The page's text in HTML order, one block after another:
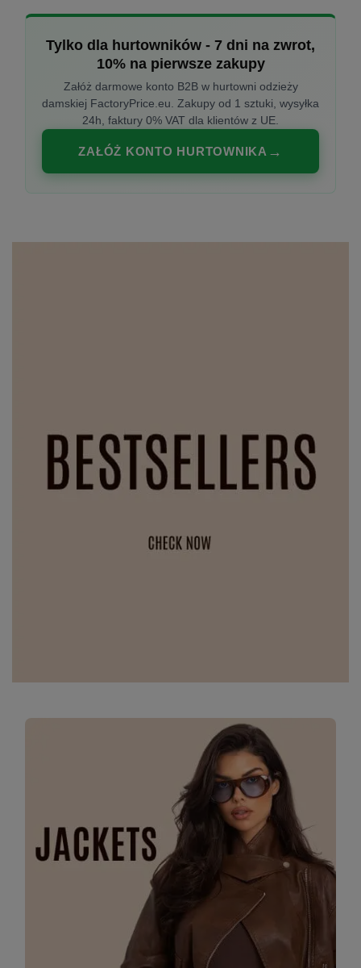
Tylko dla hurtowników - 7 dni na zwrot,
10% na pierwsze zakupy
Załóż darmowe konto B2B w hurtowni odzieży
damskiej FactoryPrice.eu. Zakupy od 1 sztuki, wysyłka
24h, faktury 0% VAT dla klientów z UE.
ZAŁÓŻ KONTO HURTOWNIKA